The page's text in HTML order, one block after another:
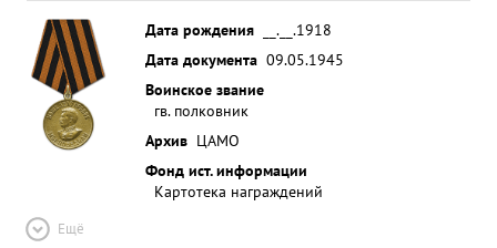
Дата рождения
__.__.1918
Дата документа 09.05.1945
Воинское звание
гв. полковник
Архив ЦАМО
Фонд ист. информации
Картотека награждений
Ещё